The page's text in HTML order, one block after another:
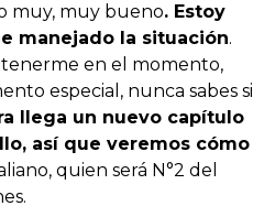
muy, muy bueno. Estoy
manejado la situación.
en el momento,
especial, nunca sabes si
llega un nuevo capítulo
así que veremos cómo
quien será N°2 del